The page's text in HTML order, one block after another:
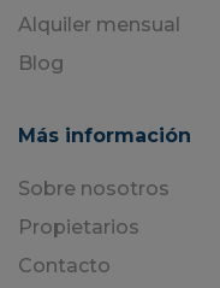
Alquiler mensual
Blog
Más información
Sobre nosotros
Propietarios
Contacto